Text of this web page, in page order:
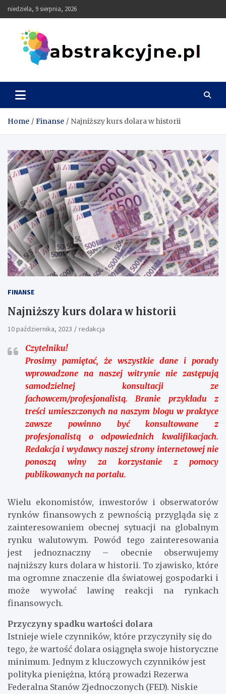
Skip
to
niedziela, 9 sierpnia, 2026
Abstrakcyjne
Home Finanse Najniższy kurs dolara w historii
FINANSE
Najniższy kurs dolara w historii
10 października, 2023 redakcja
Czytelniku!
Prosimy pamiętać, że wszystkie dane i porady
wprowadzone na naszej witrynie nie zastępują
samodzielnej konsultacji ze
fachowcem/profesjonalistą. Branie przykładu z
treści umieszczonych na naszym blogu w praktyce
zawsze powinno być konsultowane z
profesjonalistą o odpowiednich kwalifikacjach.
Redakcja i wydawcy naszej strony internetowej nie
ponoszą winy za korzystanie z pomocy
publikowanych na portalu.
Wielu ekonomistów, inwestorów i obserwatorów
rynków finansowych z pewnością przygląda się z
zainteresowaniem obecnej sytuacji na globalnym
rynku walutowym. Powód tego zainteresowania
jest jednoznaczny – obecnie obserwujemy
najniższy kurs dolara w historii. To zjawisko, które
ma ogromne znaczenie dla światowej gospodarki i
może wywołać lawinę reakcji na rynkach
finansowych.
Przyczyny spadku wartości dolara
Istnieje wiele czynników, które przyczyniły się do
tego, że wartość dolara osiągnęła swoje historyczne
minimum. Jednym z kluczowych czynników jest
polityka pieniężna, którą prowadzi Rezerwa
Federalna Stanów Zjednoczonych (FED). Niskie